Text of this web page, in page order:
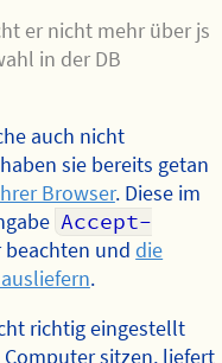
er nicht mehr über js
in der DB
auch nicht
sie bereits getan
Browser. Diese im
Accept-
beachten unddie
.
richtig eingestellt
sitzen, liefert